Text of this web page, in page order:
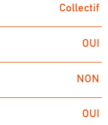
Collectif
OUI
NON
OUI